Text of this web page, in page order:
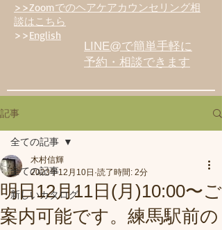
>>Zoomでのヘアケアカウンセリング相
談はこちら
>>English
LINE@で簡単手軽に
予約・相談できます
記事
全ての記事
新しいカタログ
全ての記事
明日12月11日(月)10:00〜ご
案内可能です。練馬駅前の
木村信輝
2023年12月10日 読了時間: 2分